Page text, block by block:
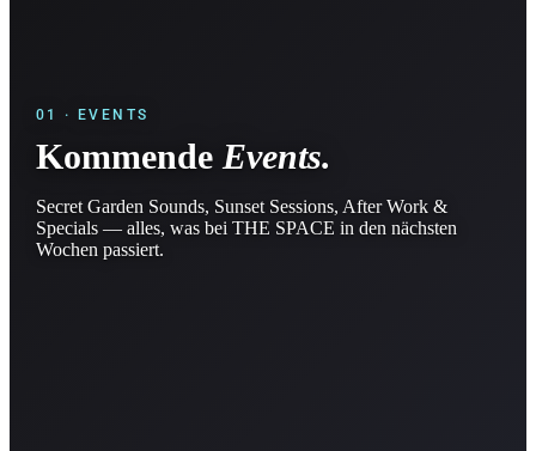
01 · EVENTS
Kommende Events.
Secret Garden Sounds, Sunset Sessions, After Work &
Specials — alles, was bei THE SPACE in den nächsten
Wochen passiert.